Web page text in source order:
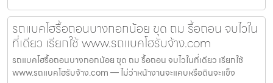
รถแบคโฮรื้อถอนบางกอกน้อย ขุด ถม รื้อถอน จบไวใน
ที่เดียว เรียกใช้ www.รถแบคโฮรับจ้าง.com
รถแบคโฮรื้อถอนบางกอกน้อย ขุด ถม รื้อถอน จบไวในที่เดียว เรียกใช้
www.รถแบคโฮรับจ้าง.com — ไม่ว่าหน้างานจะแคบหรือดินจะแข็ง